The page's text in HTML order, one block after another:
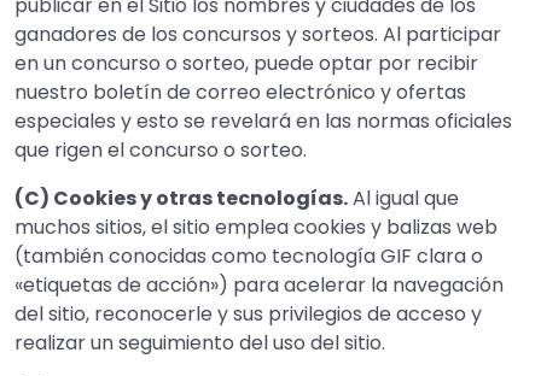
publicar en el Sitio los nombres y ciudades de los
ganadores de los concursos y sorteos. Al participar
en un concurso o sorteo, puede optar por recibir
nuestro boletín de correo electrónico y ofertas
especiales y esto se revelará en las normas oficiales
que rigen el concurso o sorteo.
(C) Cookies y otras tecnologías.Al igual que
muchos sitios, el sitio emplea cookies y balizas web
(también conocidas como tecnología GIF clara o
«etiquetas de acción») para acelerar la navegación
del sitio, reconocerle y sus privilegios de acceso y
realizar un seguimiento del uso del sitio.